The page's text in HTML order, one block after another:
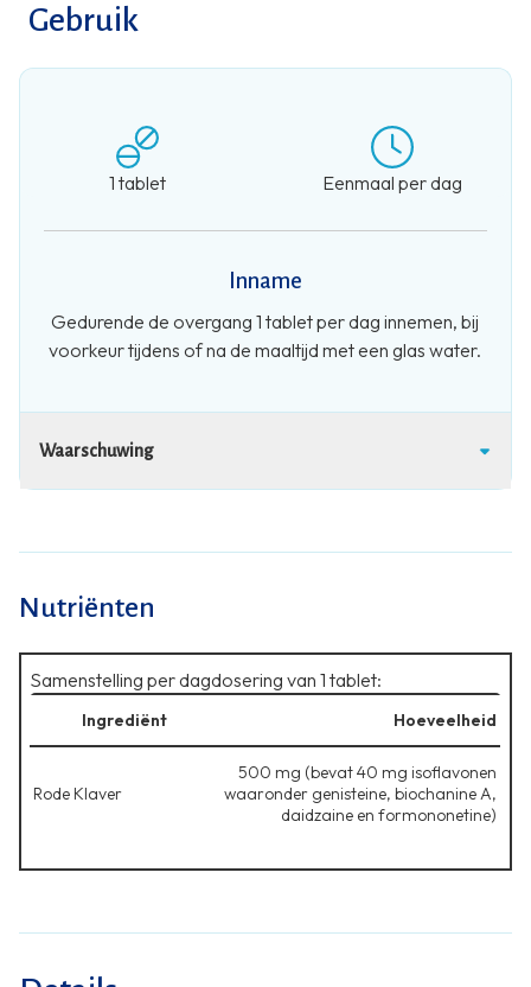
Gebruik
1 tablet Eenmaal per dag
Inname
Gedurende de overgang 1 tablet per dag innemen, bij
voorkeur tijdens of na de maaltijd met een glas water.
Waarschuwing
Nutriënten
Samenstelling per dagdosering van 1 tablet:
Ingrediënt Hoeveelheid
Rode Klaver
500 mg (bevat 40 mg isoflavonen
waaronder genisteine, biochanine A,
daidzaine en formononetine)